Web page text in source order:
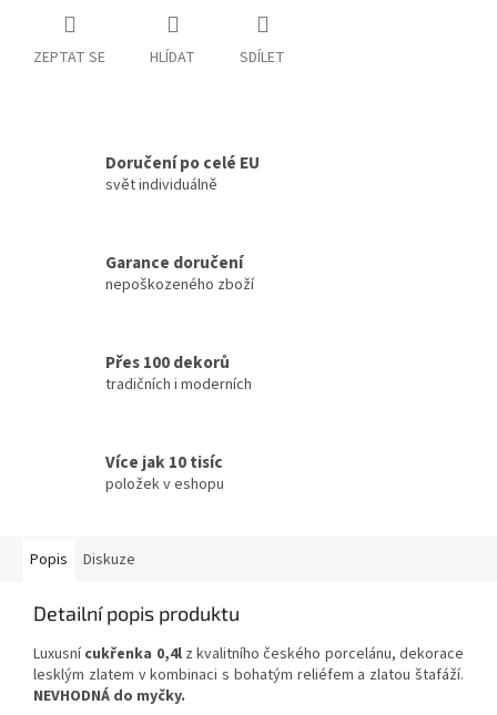
ZEPTAT SE HLÍDAT SDÍLET
Doručení po celé EU
svět individuálně
Garance doručení
nepoškozeného zboží
Přes 100 dekorů
tradičních i moderních
Více jak 10 tisíc
položek v eshopu
Popis Diskuze
Detailní popis produktu
Luxusnícukřenka 0,4l z kvalitního českého porcelánu, dekorace
lesklým zlatem v kombinaci s bohatým reliéfem a zlatou štafáží.
NEVHODNÁ do myčky.